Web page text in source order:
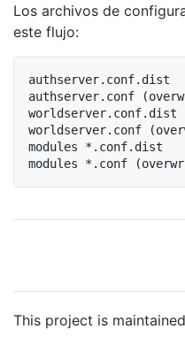
Los archivos de
este flujo:
authserver.conf.dist
authserver.conf
worldserver.conf.dist
worldserver.conf
modules *.conf.dist
This project is